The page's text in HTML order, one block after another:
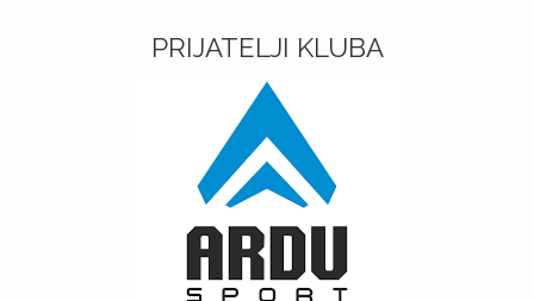
PRIJATELJI KLUBA